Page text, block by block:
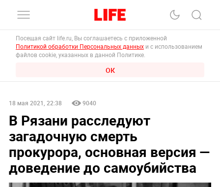
Посещая сайт life.ru, Вы соглашаетесь с приложенной
Политикой обработки Персональных данных и с использованием
файлов cookie, указанных в данной Политике.
ОК
18 мая 2021, 22:38 9040
В Рязани расследуют
загадочную смерть
прокурора, основная версия —
доведение до самоубийства